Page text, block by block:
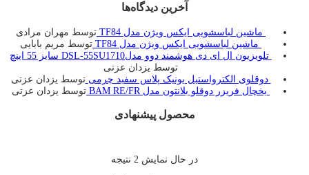
آخرین دیدگاه‌ها
ماشین لباسشویی ایکس ویژن مدل TF84
توسط مهران مرادی
ماشین لباسشویی ایکس ویژن مدل TF84
توسط مریم بابایی
تلویزیون ال ای دی هوشمند دوو مدلDSL-55SU1710 سایز 55 اینچ
توسط یزدان عزتی
دوقلوی الکترواستیل یونیک پلاس سفید چرمی توسط یزدان عزتی
یخچال فريزر دوقلو بلانتون مدل BAM RE/FR
توسط یزدان عزتی
محصول پیشنهادی
در حال نمایش 2 نتیجه